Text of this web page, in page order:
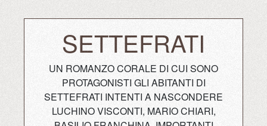
SETTEFRATI
UN ROMANZO CORALE DI CUI SONO
PROTAGONISTI GLI ABITANTI DI
SETTEFRATI INTENTI A NASCONDERE
LUCHINO VISCONTI, MARIO CHIARI,